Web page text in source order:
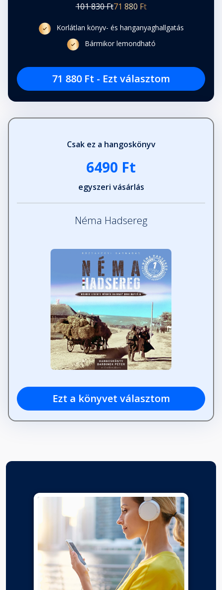
101 830 Ft71 880 Ft
Korlátlan könyv- és hanganyaghallgatás
Bármikor lemondható
71 880 Ft - Ezt választom
Csak ez a hangoskönyv
6490 Ft
egyszeri vásárlás
Néma Hadsereg
Ezt a könyvet választom